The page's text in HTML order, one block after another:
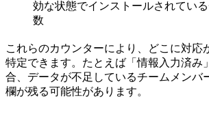
効な状態でインストールされてい
数
これらのカウンターにより、どこに対応
特定できます。たとえば「情報入力済み
合、データが不足しているチームメンバ
欄が残る可能性があります。